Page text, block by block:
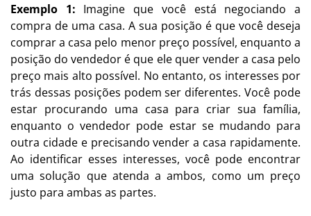
Exemplo 1: Imagine que você está negociando a
compra de uma casa. A sua posição é que você deseja
comprar a casa pelo menor preço possível, enquanto a
posição do vendedor é que ele quer vender a casa pelo
preço mais alto possível. No entanto, os interesses por
trás dessas posições podem ser diferentes. Você pode
estar procurando uma casa para criar sua família,
enquanto o vendedor pode estar se mudando para
outra cidade e precisando vender a casa rapidamente.
Ao identificar esses interesses, você pode encontrar
uma solução que atenda a ambos, como um preço
justo para ambas as partes.